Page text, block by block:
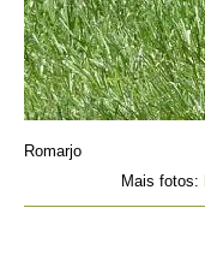
Romarjo
Mais fotos: